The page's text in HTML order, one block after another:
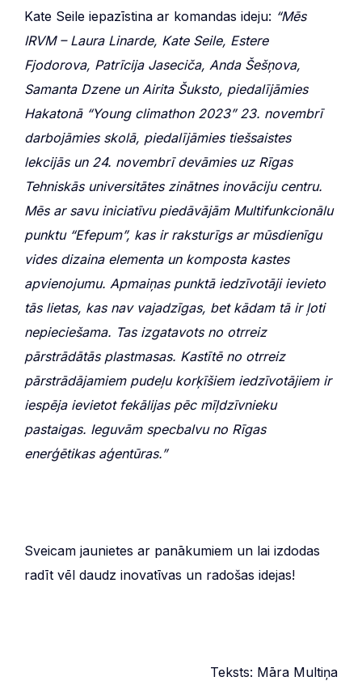
Kate Seile iepazīstina ar komandas ideju: “Mēs
IRVM – Laura Linarde, Kate Seile, Estere
Fjodorova, Patrīcija Jaseciča, Anda Šešņova,
Samanta Dzene un Airita Šuksto, piedalījāmies
Hakatonā “Young climathon 2023” 23. novembrī
darbojāmies skolā, piedalījāmies tiešsaistes
lekcijās un 24. novembrī devāmies uz Rīgas
Tehniskās universitātes zinātnes inovāciju centru.
Mēs ar savu iniciatīvu piedāvājām Multifunkcionālu
punktu “Efepum”, kas ir raksturīgs ar mūsdienīgu
vides dizaina elementa un komposta kastes
apvienojumu. Apmaiņas punktā iedzīvotāji ievieto
tās lietas, kas nav vajadzīgas, bet kādam tā ir ļoti
nepieciešama. Tas izgatavots no otrreiz
pārstrādātās plastmasas. Kastītē no otrreiz
pārstrādājamiem pudeļu korķīšiem iedzīvotājiem ir
iespēja ievietot fekālijas pēc mīļdzīvnieku
pastaigas. Ieguvām specbalvu no Rīgas
enerģētikas aģentūras.”
Sveicam jaunietes ar panākumiem un lai izdodas
radīt vēl daudz inovatīvas un radošas idejas!
Teksts: Māra Multiņa